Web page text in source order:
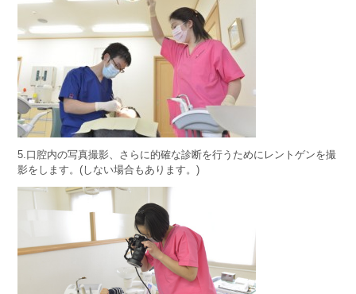
5.口腔内の写真撮影、さらに的確な診断を行うためにレントゲンを撮
影をします。(しない場合もあります。)